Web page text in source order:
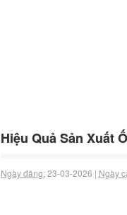
Hiệu Quả Sản Xuất
Ngày đăng:23-03-2026 | Ngày